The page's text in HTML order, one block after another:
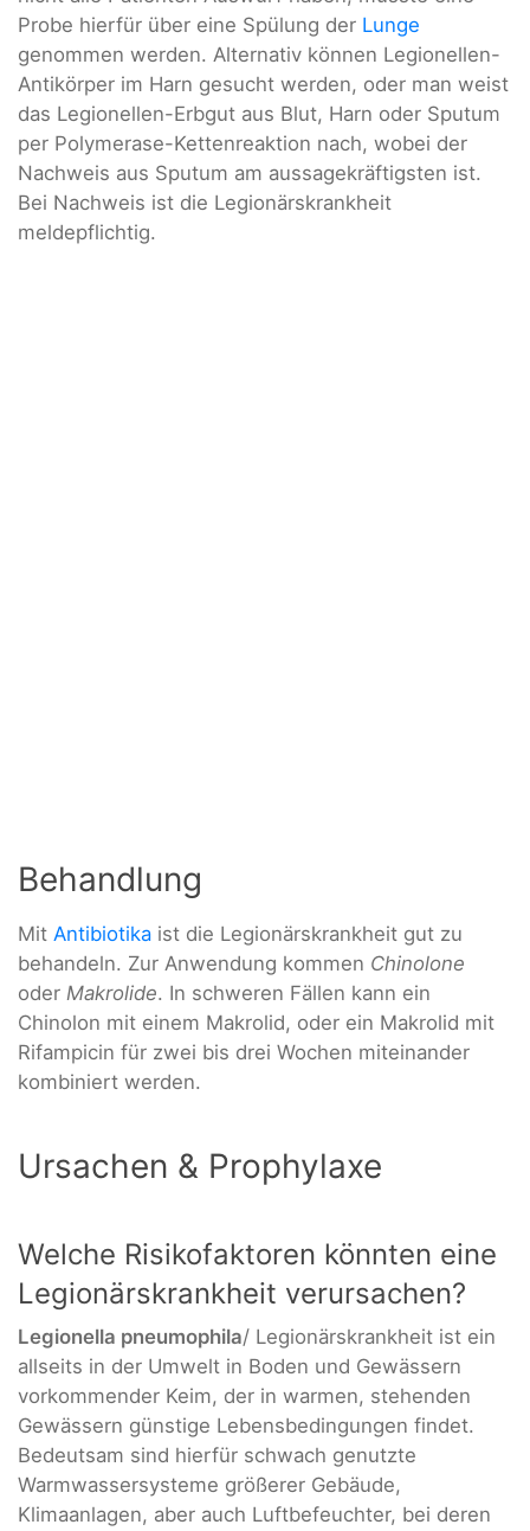
Probe hierfür über eine Spülung der Lunge
genommen werden. Alternativ können Legionellen-
Antikörper im Harn gesucht werden, oder man weist
das Legionellen-Erbgut aus Blut, Harn oder Sputum
per Polymerase-Kettenreaktion nach, wobei der
Nachweis aus Sputum am aussagekräftigsten ist.
Bei Nachweis ist die Legionärskrankheit
meldepflichtig.
Behandlung
Mit Antibiotika ist die Legionärskrankheit gut zu
behandeln. Zur Anwendung kommen Chinolone
oder Makrolide. In schweren Fällen kann ein
Chinolon mit einem Makrolid, oder ein Makrolid mit
Rifampicin für zwei bis drei Wochen miteinander
kombiniert werden.
Ursachen & Prophylaxe
Welche Risikofaktoren könnten eine
Legionärskrankheit verursachen?
Legionella pneumophila/ Legionärskrankheit ist ein
allseits in der Umwelt in Boden und Gewässern
vorkommender Keim, der in warmen, stehenden
Gewässern günstige Lebensbedingungen findet.
Bedeutsam sind hierfür schwach genutzte
Warmwassersysteme größerer Gebäude,
Klimaanlagen, aber auch Luftbefeuchter, bei deren